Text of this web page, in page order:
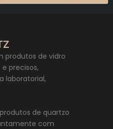
produtos de vidro
precisos,
laboratorial,
de quartzo
com